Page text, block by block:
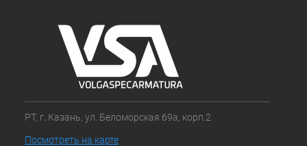
РТ, г. Казань, ул. Беломорская 69а, корп.2
Посмотреть на карте